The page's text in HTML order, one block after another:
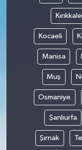
Kırıkkale
Kocaeli
Manisa
Muş
Osmaniye
Şanlıurfa
Şırnak